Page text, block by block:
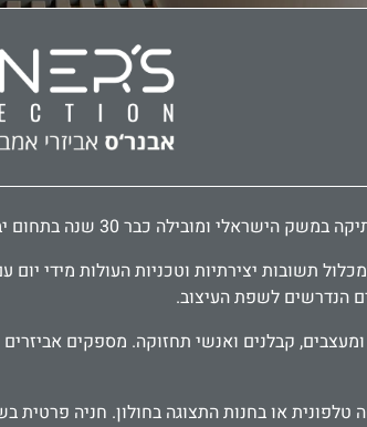
ושיווק אביזרי אמבטיה, ידיות לארונות ודלתות, פרזול לעיצוב הבית.
תשובות יצירתיות וטכניות העולות מידי יום
הנדרשים לשפת העיצוב.
טלפונית או בחנות התצוגה בחולון. חניה פרטית